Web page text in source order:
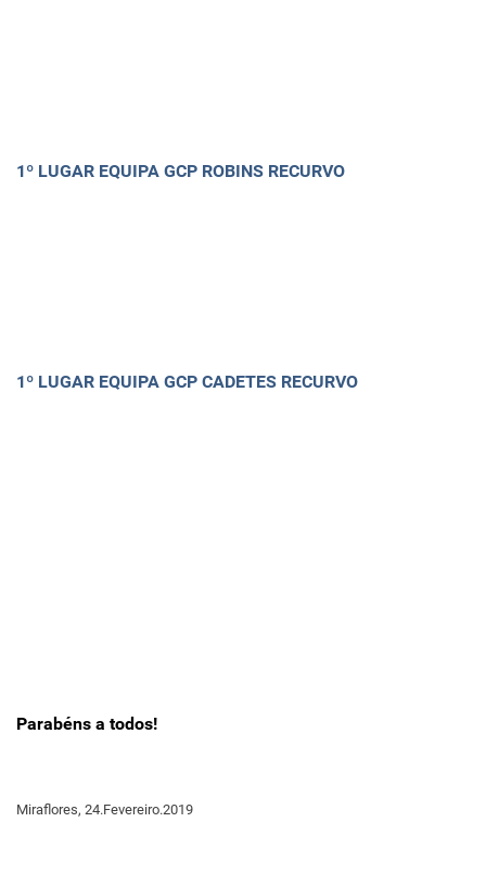
1º LUGAR EQUIPA GCP ROBINS RECURVO
1º LUGAR EQUIPA GCP CADETES RECURVO
Parabéns a todos!
Miraflores, 24.Fevereiro.2019